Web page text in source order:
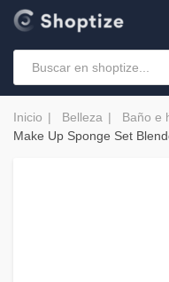
Inicio Belleza Baño e
Make Up Sponge Set